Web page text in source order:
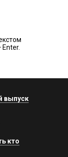
выпуск
кто